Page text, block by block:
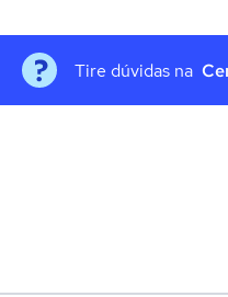
Tire dúvidas na